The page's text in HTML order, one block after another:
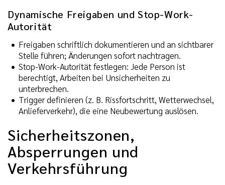
Dynamische Freigaben und Stop-Work-
Autorität
Freigaben schriftlich dokumentieren und an sichtbarer
Stelle führen; Änderungen sofort nachtragen.
Stop-Work-Autorität festlegen: Jede Person ist
berechtigt, Arbeiten bei Unsicherheiten zu
unterbrechen.
Trigger definieren (z. B. Rissfortschritt, Wetterwechsel,
Anlieferverkehr), die eine Neubewertung auslösen.
Sicherheitszonen,
Absperrungen und
Verkehrsführung